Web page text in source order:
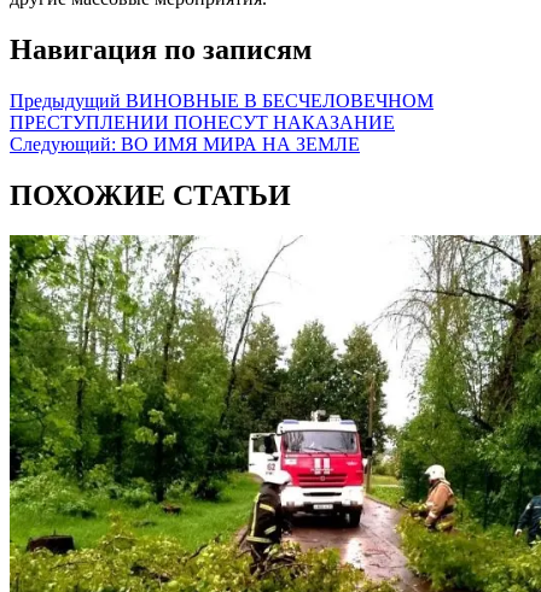
Навигация по записям
Предыдущий ВИНОВНЫЕ В БЕСЧЕЛОВЕЧНОМ
ПРЕСТУПЛЕНИИ ПОНЕСУТ НАКАЗАНИЕ
Следующий: ВО ИМЯ МИРА НА ЗЕМЛЕ
ПОХОЖИЕ СТАТЬИ